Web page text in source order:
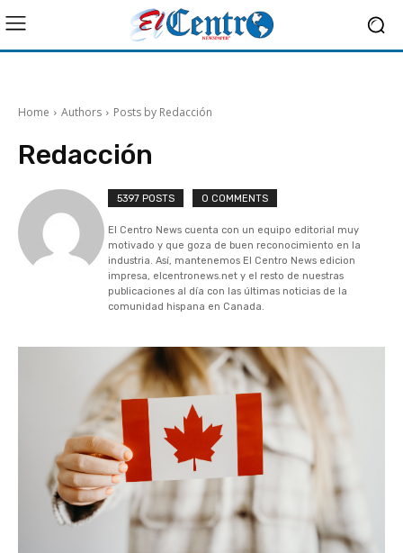
Home Authors Posts by Redacción
Redacción
5397 POSTS 0 COMMENTS
El Centro News cuenta con un equipo editorial muy
motivado y que goza de buen reconocimiento en la
industria. Así, mantenemos El Centro News edicion
impresa, elcentronews.net y el resto de nuestras
publicaciones al día con las últimas noticias de la
comunidad hispana en Canada.